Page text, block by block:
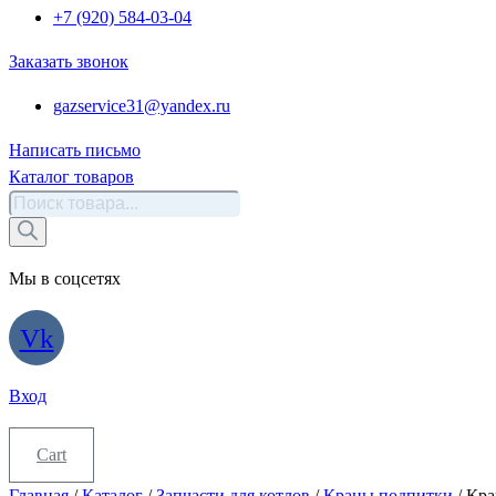
+7 (920) 584-03-04
Заказать звонок
gazservice31@yandex.ru
Написать письмо
Каталог товаров
Поиск
товаров
Мы в соцсетях
Vk
Вход
Cart